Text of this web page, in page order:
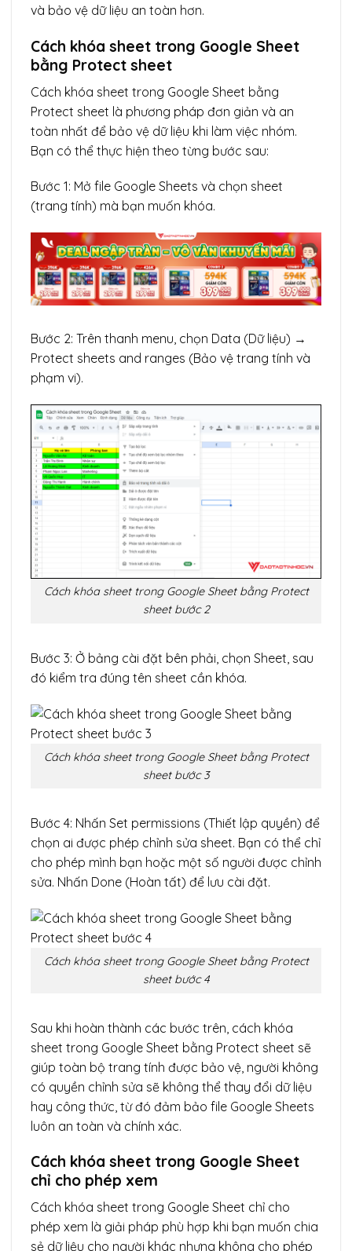
và bảo vệ dữ liệu an toàn hơn.
Cách khóa sheet trong Google Sheet
bằng Protect sheet
Cách khóa sheet trong Google Sheet bằng
Protect sheet là phương pháp đơn giản và an
toàn nhất để bảo vệ dữ liệu khi làm việc nhóm.
Bạn có thể thực hiện theo từng bước sau:
Bước 1: Mở file Google Sheets và chọn sheet
(trang tính) mà bạn muốn khóa.
Bước 2: Trên thanh menu, chọn Data (Dữ liệu) →
Protect sheets and ranges (Bảo vệ trang tính và
phạm vi).
Cách khóa sheet trong Google Sheet bằng Protect
sheet bước 2
Bước 3: Ở bảng cài đặt bên phải, chọn Sheet, sau
đó kiểm tra đúng tên sheet cần khóa.
Cách khóa sheet trong Google Sheet bằng Protect
sheet bước 3
Bước 4: Nhấn Set permissions (Thiết lập quyền) để
chọn ai được phép chỉnh sửa sheet. Bạn có thể chỉ
cho phép mình bạn hoặc một số người được chỉnh
sửa. Nhấn Done (Hoàn tất) để lưu cài đặt.
Cách khóa sheet trong Google Sheet bằng Protect
sheet bước 4
Sau khi hoàn thành các bước trên, cách khóa
sheet trong Google Sheet bằng Protect sheet sẽ
giúp toàn bộ trang tính được bảo vệ, người không
có quyền chỉnh sửa sẽ không thể thay đổi dữ liệu
hay công thức, từ đó đảm bảo file Google Sheets
luôn an toàn và chính xác.
Cách khóa sheet trong Google Sheet
chỉ cho phép xem
Cách khóa sheet trong Google Sheet chỉ cho
phép xem là giải pháp phù hợp khi bạn muốn chia
sẻ dữ liệu cho người khác nhưng không cho phép